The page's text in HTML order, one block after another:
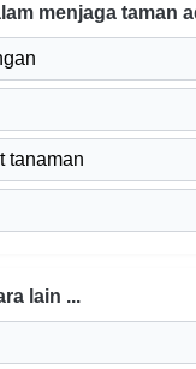
menjaga taman
tanaman
lain ...